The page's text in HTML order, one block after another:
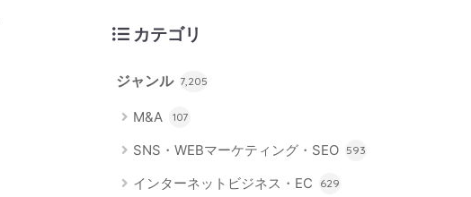
カテゴリ
ジャンル 7,205
M&A 107
SNS・WEBマーケティング・SEO 593
インターネットビジネス・EC 629